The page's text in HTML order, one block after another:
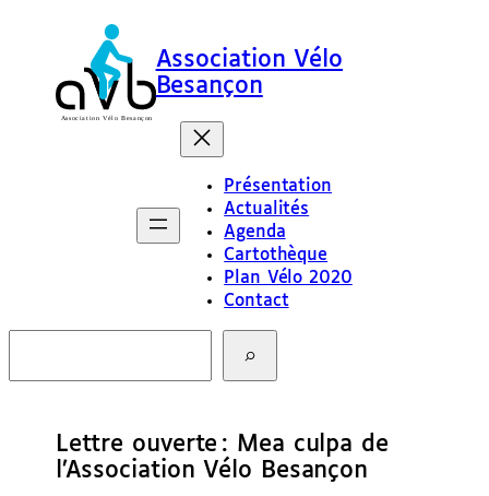
Association Vélo
Besançon
Présentation
Actualités
Agenda
Cartothèque
Plan Vélo 2020
Contact
c
Lettre ouverte : Mea culpa de
l’Association Vélo Besançon